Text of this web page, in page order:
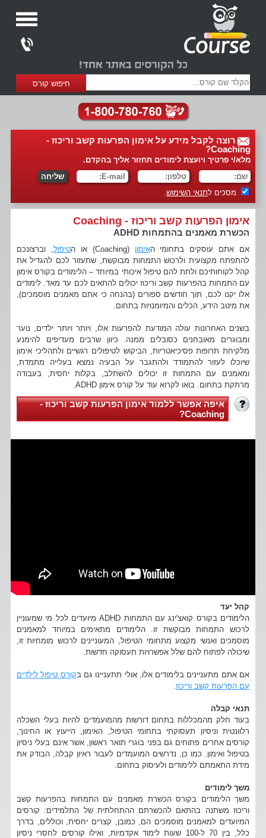
רוצה לקבל מידע על אימון הפרעות קשב וריכוז -
Coaching?
מלא/י פרטיך ויועצת לימודים תחזור אליך בהקדם.
מסכים לתנאי השימוש.
אימון הפרעות קשב וריכוז - Coaching
הכשרת מאמנים בהתמחות ADHD
אם אתם עוסקים בתחומי האימון (Coaching) או ה טיפול, וברצונכם
להתפתח מקצועית ולרכוש התמחות מבוקשת, שתעזור לכם להגדיל את
קהל לקוחותיכם ולתת להם טיפול איכותי במיוחד – הלימודים בקורס אימון
עם התמחות בהפרעות קשב וריכוז יכולים להתאים לכם עד מאד. לימודים
אלו יקנו לכם, תוך חודשים ספורים (בהנחה כי אתם מאמנים מוסמכים),
את מיטב הידע, הכלים והמיומנויות בתחום.
בשנים האחרונות עולה המודעת להפרעות אלו, ויותר ויותר ילדים, נוער
ומבוגרים מאובחנים כסובלים ממנה. כיוון שרבים מעדיפים להימנע
מלקיחת תרופות פסיכיאטריות, הביקוש לטיפולים רגשיים ולתהליכי אימון
שיוכלו לעזור להתמודד ולהתגבר על הבעיה נמצא בעלייה מתמדת,
ומאמנים עם התמחות זו יכולים להשתלב, בקלות יחסית, בעבודה
מרתקת בתחום. בואו לקרוא עוד על קורס אימון ADHD.
איפה אפשר ללמוד אימון הפרעות קשב וריכוז -
Coaching?
קהל יעד
הלימודים בקורס קואצ'ינג עם התמחות ADHD מיועדים לכל מי שמעוניין
לרכוש התמחות מבוקשת זו. הלימודים מתאימים במיוחד למאמנים
מוסמכים ואנשי מקצוע מתחומי הטיפול, המעוניינים לרכוש מומחיות זו,
שיכולה לפתוח להם שלל אפשרויות תעסוקה חדשות.
אם אתם מתעניינים בלימודים אלו, אולי תתעניינו גם בקורס טיפול לילדים
עם הפרעות קשב וריכוז.
תנאי קבלה
בעוד חלק מהמכללות בתחום דורשות מהמועמדים להיות בעלי השכלה
רלוונטית וניסיון תעסוקתי בתחומי הטיפול, האימון, הייעוץ או החינוך,
קורסים אחרים פתוחים גם בפני בוגרי תואר ראשון, אשר אינם בעלי ניסיון
בטיפול ואימון. כמו כן, נדרשים המועמדים לעבור ראיון קבלה, הבודק את
מידת התאמתם ללימודים ולעיסוק בתחום.
משך לימודים
משך הלימודים בקורס הכשרת מאמנים עם התמחות בהפרעות קשב
וריכוז משתנה בהתאם להכשרתם ההתחלתית של התלמידים: קורסים
המיועדים למאמנים מוסמכים הם, כמובן, קצרים יחסית, וכוללים, בדרך
כלל, בין 70 ל-100 שעות לימוד אקדמיות, ואילו קורסים לחסרי ניסיון